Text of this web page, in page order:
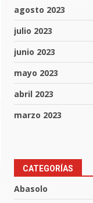
agosto 2023
julio 2023
junio 2023
mayo 2023
abril 2023
marzo 2023
CATEGORÍAS
Abasolo